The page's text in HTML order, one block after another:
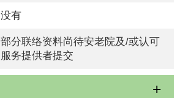
没有
部分联络资料尚待安老院及/或认可
服务提供者提交